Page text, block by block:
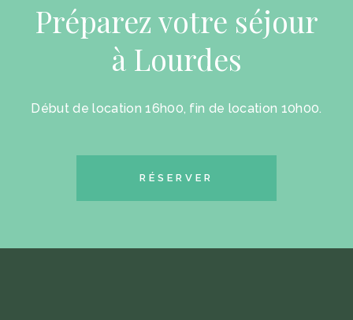
Préparez votre séjour
à Lourdes
Début de location 16h00, fin de location 10h00.
RÉSERVER